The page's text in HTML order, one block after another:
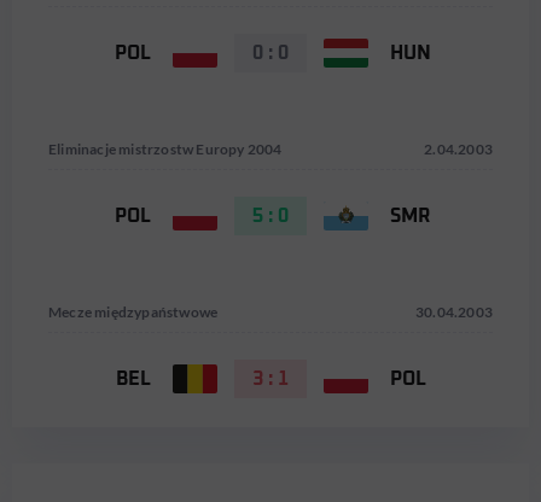
POL 0 : 0 HUN
Eliminacje mistrzostw Europy 2004 2.04.2003
POL 5 : 0 SMR
Mecze międzypaństwowe 30.04.2003
BEL 3 : 1 POL